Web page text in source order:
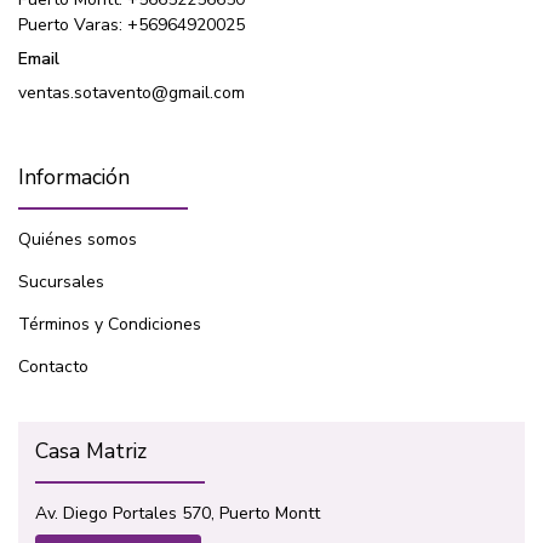
Puerto Varas: +56964920025
Email
ventas.sotavento@gmail.com
Información
Quiénes somos
Sucursales
Términos y Condiciones
Contacto
Casa Matriz
Av. Diego Portales 570, Puerto Montt